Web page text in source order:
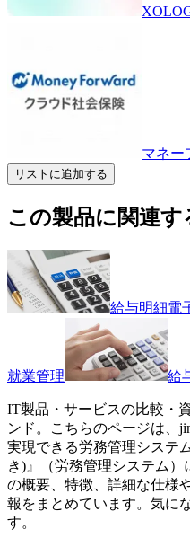
マネー
リストに追加する
この製品に関連
給与明細電
就業管理 給
IT製品・サービスの比較・
ンド。こちらのページは、
実現できる労務管理システ
き) 』（労務管理システム ）
の概要、特徴、詳細な仕様
報をまとめています。気に
す。